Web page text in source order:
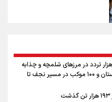
استاندار خوزستان: دو میلیون و ۱۷۰ هزار تردد در مرزهای شلمچه و چذابه
ثبت شد / برپایی هزار موکب در خوزستان و ۱۰۰ موکب در مسیر نجف تا